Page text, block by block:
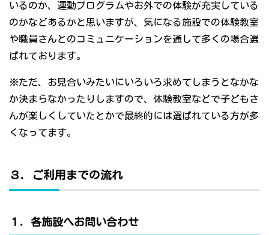
いるのか、運動プログラムやお外での体験が充実している
のかなどあるかと思いますが、気になる施設での体験教室
や職員さんとのコミュニケーションを通して多くの場合選
ばれております。
※ただ、お見合いみたいにいろいろ求めてしまうとなかな
か決まらなかったりしますので、体験教室などで子どもさ
んが楽しくしていたとかで最終的には選ばれている方が多
くなってます。
３．ご利用までの流れ
１．各施設へお問い合わせ